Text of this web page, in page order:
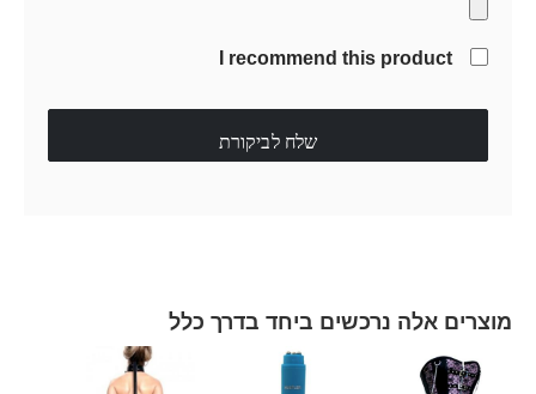
I recommend this product
שלח לביקורת
מוצרים אלה נרכשים ביחד בדרך כלל